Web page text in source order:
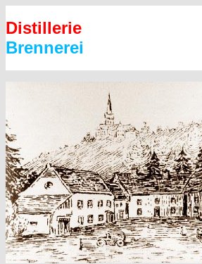
Distillerie
Brennerei